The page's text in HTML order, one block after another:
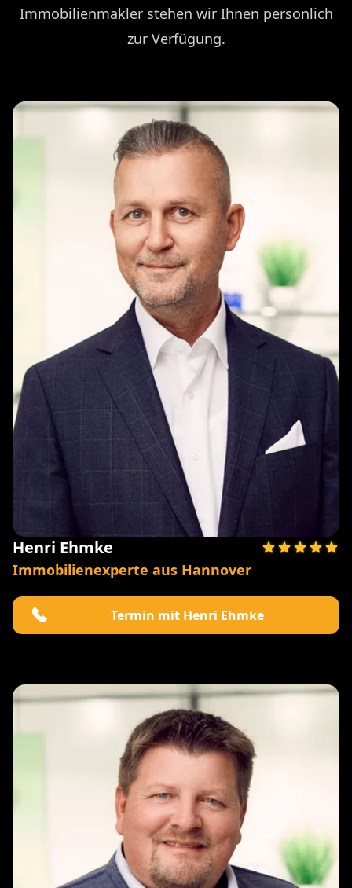
Immobilienmakler stehen wir Ihnen persönlich
zur Verfügung.
Henri Ehmke
Immobilienexperte aus Hannover
Termin mit Henri Ehmke